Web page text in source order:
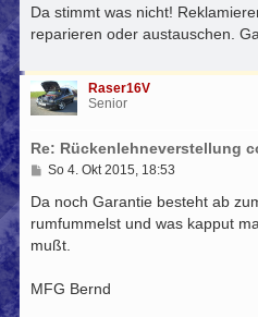
i
r
g
Da stimmt was nicht!
reparieren oder austauschen.
Raser16V
Senior
Re: Rückenlehneverstellung
B
i
r
a
So 4. Okt 2015, 18:53
Da noch Garantie besteht ab
rumfummelst und was kapput
mußt.
MFG Bernd